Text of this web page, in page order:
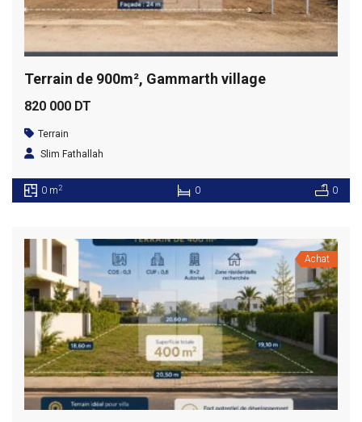
Terrain de 900m², Gammarth village
820 000 DT
Terrain
Slim Fathallah
0 m2 0 0
Achat